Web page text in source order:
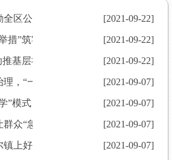
区公务员担当作为 [2021-09-22]
措”筑牢党建引领乡村振兴之基
[2021-09-22]
推基层社会治理防疫新格局[2021-09-22]
，“一网打尽”民生大小事[2021-09-07]
”模式 推动党员教育管理务实有效
[2021-09-07]
众“急难愁”不再盼 [2021-09-07]
上好“三堂课” 推动党员教育管理务实
[2021-09-07]